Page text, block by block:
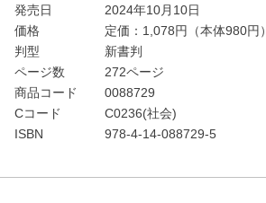
発売日
2024年10月10日
価格
定価： 1,078円（本体980円）
判型
新書判
ページ数
272ページ
商品コード
0088729
Cコード
C0236(社会)
ISBN
978-4-14-088729-5